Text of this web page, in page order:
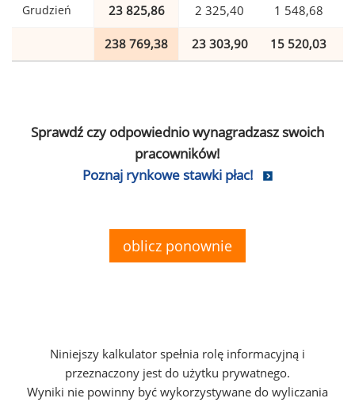
Grudzień 23 825,86 2 325,40 1 548,68
238 769,38 23 303,90 15 520,03
Sprawdź czy odpowiednio wynagradzasz swoich
pracowników!
Poznaj rynkowe stawki płac!
oblicz ponownie
Niniejszy kalkulator spełnia rolę informacyjną i
przeznaczony jest do użytku prywatnego.
Wyniki nie powinny być wykorzystywane do wyliczania